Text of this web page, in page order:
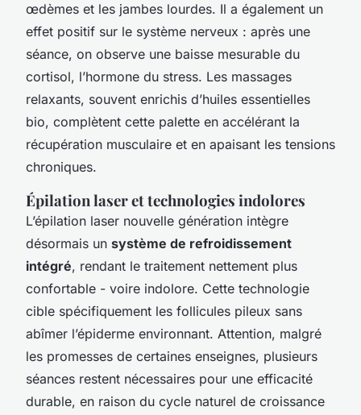
œdèmes et les jambes lourdes. Il a également un
effet positif sur le système nerveux : après une
séance, on observe une baisse mesurable du
cortisol, l’hormone du stress. Les massages
relaxants, souvent enrichis d’huiles essentielles
bio, complètent cette palette en accélérant la
récupération musculaire et en apaisant les tensions
chroniques.
Épilation laser et technologies indolores
L’épilation laser nouvelle génération intègre
désormais un système de refroidissement
intégré, rendant le traitement nettement plus
confortable - voire indolore. Cette technologie
cible spécifiquement les follicules pileux sans
abîmer l’épiderme environnant. Attention, malgré
les promesses de certaines enseignes, plusieurs
séances restent nécessaires pour une efficacité
durable, en raison du cycle naturel de croissance